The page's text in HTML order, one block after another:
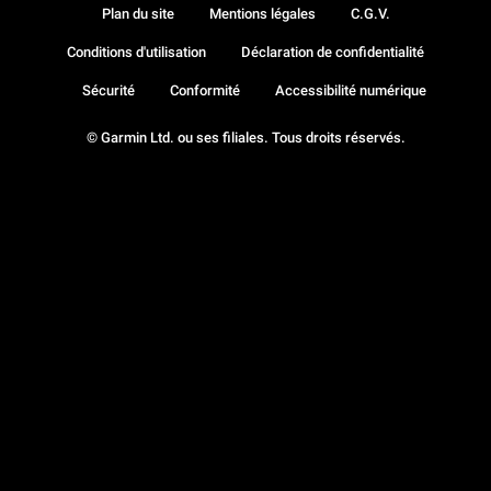
© Garmin Ltd. ou ses filiales. Tous droits réservés.
Plan du site Mentions légales C.G.V.
Conditions d'utilisation Déclaration de confidentialité
Sécurité Conformité Accessibilité numérique